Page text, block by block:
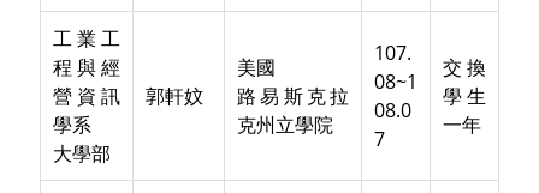
工業工
程與經
營資訊
學系
大學部
郭軒妏
美國
路易斯克拉
克州立學院
107.
08~1
08.0
7
交換
學生
一年